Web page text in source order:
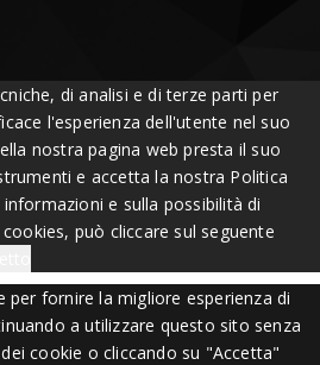
di analisi e di terze parti per
l'esperienza dell'utente nel suo
nostra pagina web presta il suo
e accetta la nostra Politica
e sulla possibilità di
può cliccare sul seguente
fornire la migliore esperienza di
a utilizzare questo sito senza
cookie o cliccando su "Accetta"